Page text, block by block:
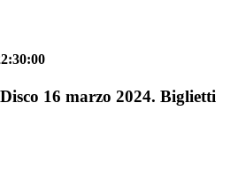
16 marzo 2024. Biglietti